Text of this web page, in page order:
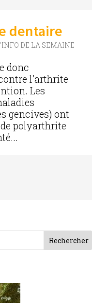
dentaire
DE LA SEMAINE
donc
l’arthrite
Les
gencives) ont
polyarthrite